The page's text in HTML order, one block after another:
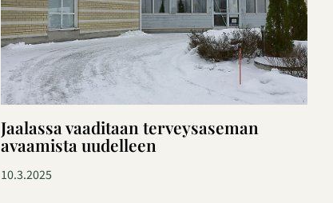
Jaalassa vaaditaan terveysaseman
avaamista uudelleen
10.3.2025